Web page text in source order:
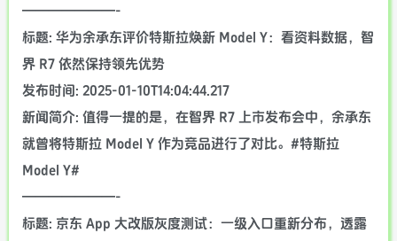
———————-
标题: 华为余承东评价特斯拉焕新 Model Y：看资料数据，智
界 R7 依然保持领先优势
发布时间: 2025-01-10T14:04:44.217
新闻简介: 值得一提的是，在智界 R7 上市发布会中，余承东
就曾将特斯拉 Model Y 作为竞品进行了对比。#特斯拉
Model Y#
———————-
标题: 京东 App 大改版灰度测试：一级入口重新分布，透露